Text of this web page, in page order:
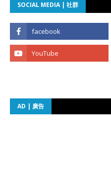
SOCIAL MEDIA | 社群
AD | 廣告